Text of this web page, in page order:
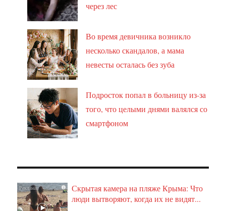
через лес
Во время девичника возникло
несколько скандалов, а мама
невесты осталась без зуба
Подросток попал в больницу из-за
того, что целыми днями валялся со
смартфоном
i
Скрытая камера на пляже Крыма: Что
люди вытворяют, когда их не видят...